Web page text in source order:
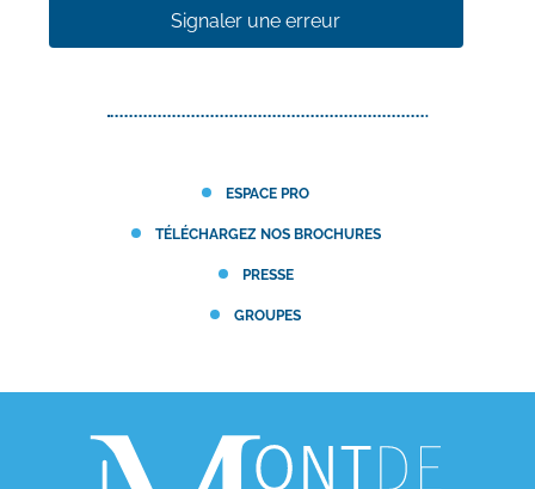
Signaler une erreur
ESPACE PRO
TÉLÉCHARGEZ NOS BROCHURES
PRESSE
GROUPES